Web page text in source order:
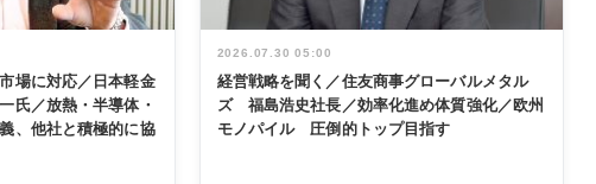
場に対応／日本軽金
氏／放熱・半導体・
、他社と積極的に協
2026.07.30 05:00
経営戦略を聞く／住友商事グローバルメタル
ズ 福島浩史社長／効率化進め体質強化／欧州
モノパイル 圧倒的トップ目指す